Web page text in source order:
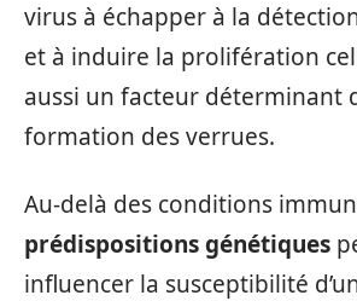
virus à échapper à la
et à induire la prolifération
aussi un facteur déterminant
formation des verrues.
Au-delà des conditions
prédispositions génétiques
influencer la susceptibilité